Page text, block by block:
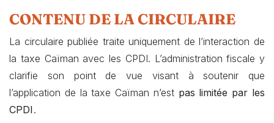
CONTENU DE LA CIRCULAIRE
La circulaire publiée traite uniquement de l’interaction de
la taxe Caïman avec les CPDI. L’administration fiscale y
clarifie son point de vue visant à soutenir que
l’application de la taxe Caïman n’est pas limitée par les
CPDI.